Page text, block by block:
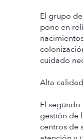
El grupo
pone en
cuidado
Alta
El
gestión de
centros de